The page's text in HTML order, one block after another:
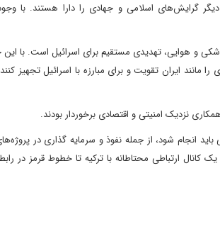
گرایش‌های اسلامی و جهادی را دارا هستند. با
و هوایی، تهدیدی مستقیم برای اسرائیل است. با
مانند ایران تقویت و برای مبارزه با اسرائیل تجهیز
انجام شود، از جمله نفوذ و سرمایه گذاری در
ارتباطی محتاطانه با ترکیه تا خطوط قرمز در